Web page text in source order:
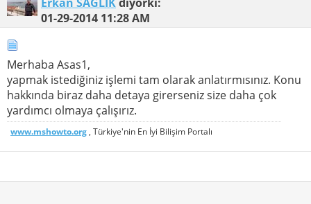
01-29-2014 11:28 AM
Merhaba Asas1,
yapmak istediğiniz işlemi tam olarak anlatırmısınız. Konu
hakkında biraz daha detaya girerseniz size daha çok
yardımcı olmaya çalışırız.
www.mshowto.org , Türkiye'nin En İyi Bilişim Portalı